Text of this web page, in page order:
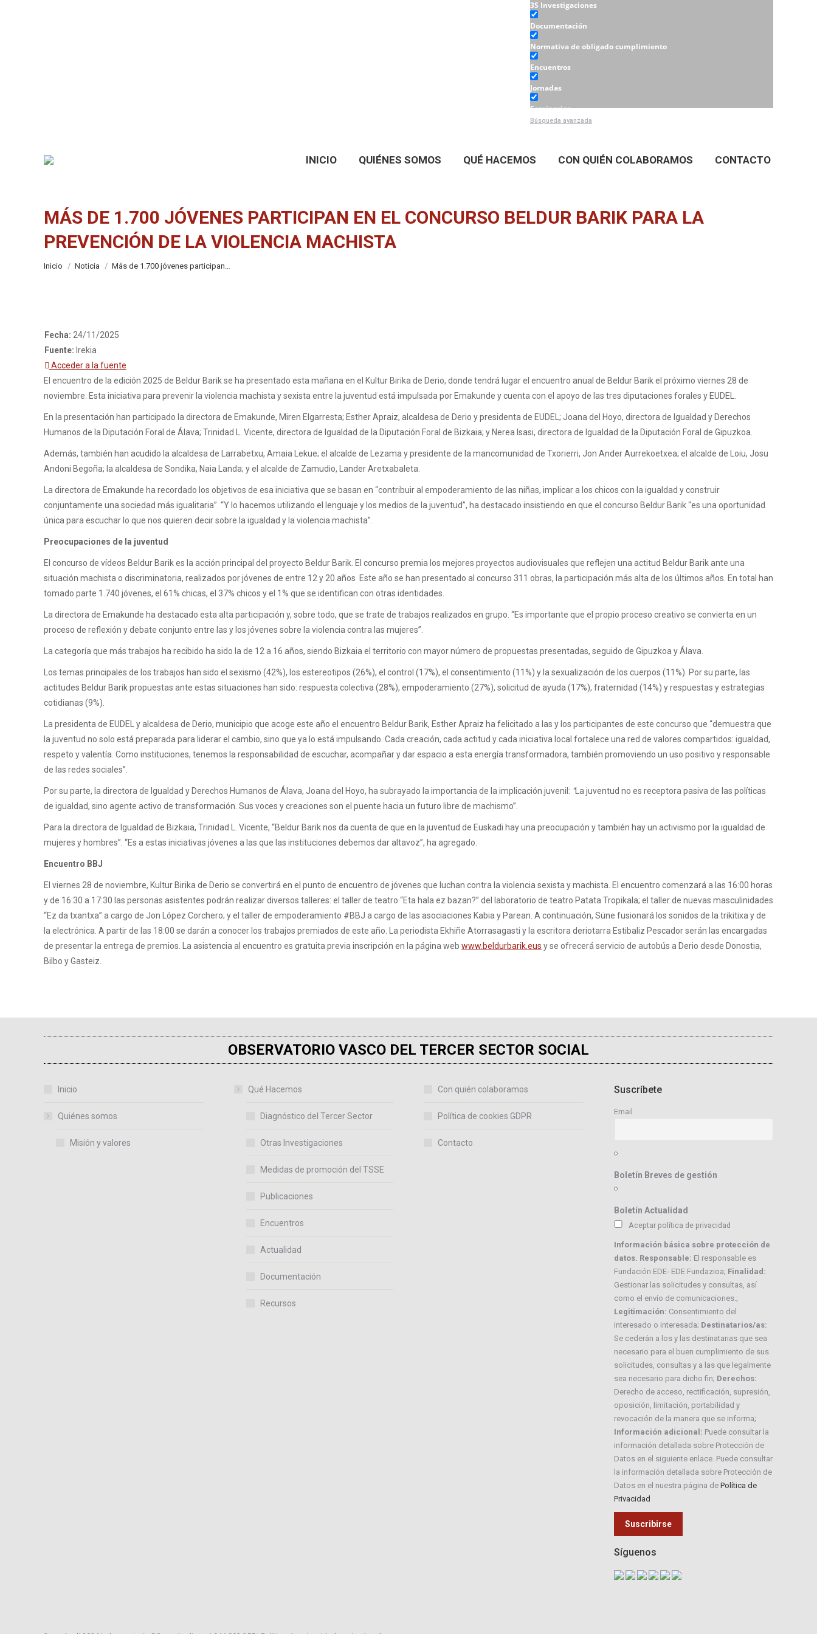
3S Investigaciones
Documentación
Normativa de obligado cumplimiento
Encuentros
Jornadas
Seminarios
Búsqueda avanzada
INICIO QUIÉNES SOMOS QUÉ HACEMOS CON QUIÉN COLABORAMOS CONTACTO
MÁS DE 1.700 JÓVENES PARTICIPAN EN EL CONCURSO BELDUR BARIK PARA LA
PREVENCIÓN DE LA VIOLENCIA MACHISTA
Estás aquí:
Inicio Noticia Más de 1.700 jóvenes participan…
Fecha: 24/11/2025
Fuente: Irekia
Acceder a la fuente
El encuentro de la edición 2025 de Beldur Barik se ha presentado esta mañana en el Kultur Birika de Derio, donde tendrá lugar el encuentro anual de Beldur Barik el próximo viernes 28 de
noviembre. Esta iniciativa para prevenir la violencia machista y sexista entre la juventud está impulsada por Emakunde y cuenta con el apoyo de las tres diputaciones forales y EUDEL.
En la presentación han participado la directora de Emakunde, Miren Elgarresta; Esther Apraiz, alcaldesa de Derio y presidenta de EUDEL; Joana del Hoyo, directora de Igualdad y Derechos
Humanos de la Diputación Foral de Álava; Trinidad L. Vicente, directora de Igualdad de la Diputación Foral de Bizkaia; y Nerea Isasi, directora de Igualdad de la Diputación Foral de Gipuzkoa.
Además, también han acudido la alcaldesa de Larrabetxu, Amaia Lekue; el alcalde de Lezama y presidente de la mancomunidad de Txorierri, Jon Ander Aurrekoetxea; el alcalde de Loiu, Josu
Andoni Begoña; la alcaldesa de Sondika, Naia Landa; y el alcalde de Zamudio, Lander Aretxabaleta.
La directora de Emakunde ha recordado los objetivos de esa iniciativa que se basan en “contribuir al empoderamiento de las niñas, implicar a los chicos con la igualdad y construir
conjuntamente una sociedad más igualitaria”. “Y lo hacemos utilizando el lenguaje y los medios de la juventud”, ha destacado insistiendo en que el concurso Beldur Barik “es una oportunidad
única para escuchar lo que nos quieren decir sobre la igualdad y la violencia machista”.
Preocupaciones de la juventud
El concurso de vídeos Beldur Barik es la acción principal del proyecto Beldur Barik. El concurso premia los mejores proyectos audiovisuales que reflejen una actitud Beldur Barik ante una
situación machista o discriminatoria, realizados por jóvenes de entre 12 y 20 años Este año se han presentado al concurso 311 obras, la participación más alta de los últimos años. En total han
tomado parte 1.740 jóvenes, el 61% chicas, el 37% chicos y el 1% que se identifican con otras identidades.
La directora de Emakunde ha destacado esta alta participación y, sobre todo, que se trate de trabajos realizados en grupo. “Es importante que el propio proceso creativo se convierta en un
proceso de reflexión y debate conjunto entre las y los jóvenes sobre la violencia contra las mujeres”.
La categoría que más trabajos ha recibido ha sido la de 12 a 16 años, siendo Bizkaia el territorio con mayor número de propuestas presentadas, seguido de Gipuzkoa y Álava.
Los temas principales de los trabajos han sido el sexismo (42%), los estereotipos (26%), el control (17%), el consentimiento (11%) y la sexualización de los cuerpos (11%). Por su parte, las
actitudes Beldur Barik propuestas ante estas situaciones han sido: respuesta colectiva (28%), empoderamiento (27%), solicitud de ayuda (17%), fraternidad (14%) y respuestas y estrategias
cotidianas (9%).
La presidenta de EUDEL y alcaldesa de Derio, municipio que acoge este año el encuentro Beldur Barik, Esther Apraiz ha felicitado a las y los participantes de este concurso que “demuestra que
la juventud no solo está preparada para liderar el cambio, sino que ya lo está impulsando. Cada creación, cada actitud y cada iniciativa local fortalece una red de valores compartidos: igualdad,
respeto y valentía. Como instituciones, tenemos la responsabilidad de escuchar, acompañar y dar espacio a esta energía transformadora, también promoviendo un uso positivo y responsable
de las redes sociales”.
Por su parte, la directora de Igualdad y Derechos Humanos de Álava, Joana del Hoyo, ha subrayado la importancia de la implicación juvenil: “La juventud no es receptora pasiva de las políticas
de igualdad, sino agente activo de transformación. Sus voces y creaciones son el puente hacia un futuro libre de machismo”.
Para la directora de Igualdad de Bizkaia, Trinidad L. Vicente, “Beldur Barik nos da cuenta de que en la juventud de Euskadi hay una preocupación y también hay un activismo por la igualdad de
mujeres y hombres”. “Es a estas iniciativas jóvenes a las que las instituciones debemos dar altavoz”, ha agregado.
Encuentro BBJ
El viernes 28 de noviembre, Kultur Birika de Derio se convertirá en el punto de encuentro de jóvenes que luchan contra la violencia sexista y machista. El encuentro comenzará a las 16:00 horas
y de 16:30 a 17:30 las personas asistentes podrán realizar diversos talleres: el taller de teatro “Eta hala ez bazan?” del laboratorio de teatro Patata Tropikala; el taller de nuevas masculinidades
“Ez da txantxa” a cargo de Jon López Corchero; y el taller de empoderamiento #BBJ a cargo de las asociaciones Kabia y Parean. A continuación, Süne fusionará los sonidos de la trikitixa y de
la electrónica. A partir de las 18:00 se darán a conocer los trabajos premiados de este año. La periodista Ekhiñe Atorrasagasti y la escritora deriotarra Estibaliz Pescador serán las encargadas
de presentar la entrega de premios. La asistencia al encuentro es gratuita previa inscripción en la página web www.beldurbarik.eus y se ofrecerá servicio de autobús a Derio desde Donostia,
Bilbo y Gasteiz.
OBSERVATORIO VASCO DEL TERCER SECTOR SOCIAL
Inicio
Quiénes somos
Misión y valores
Qué Hacemos
Diagnóstico del Tercer Sector
Otras Investigaciones
Medidas de promoción del TSSE
Publicaciones
Encuentros
Actualidad
Documentación
Recursos
Con quién colaboramos
Política de cookies GDPR
Contacto
Suscríbete
Email
Boletín Breves de gestión
Boletín Actualidad
Aceptar política de privacidad
Información básica sobre protección de
datos. Responsable: El responsable es
Fundación EDE- EDE Fundazioa; Finalidad:
Gestionar las solicitudes y consultas, así
como el envío de comunicaciones.;
Legitimación: Consentimiento del
interesado o interesada; Destinatarios/as:
Se cederán a los y las destinatarias que sea
necesario para el buen cumplimiento de sus
solicitudes, consultas y a las que legalmente
sea necesario para dicho fin; Derechos:
Derecho de acceso, rectificación, supresión,
oposición, limitación, portabilidad y
revocación de la manera que se informa;
Información adicional: Puede consultar la
información detallada sobre Protección de
Datos en el siguiente enlace. Puede consultar
la información detallada sobre Protección de
Datos en el nuestra página de Política de
Privacidad
Síguenos